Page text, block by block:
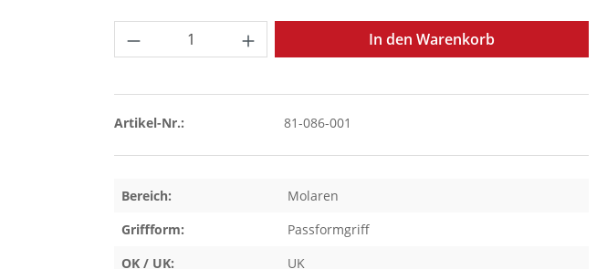
Produkt Anzahl: Gib den gewünschten Wert
In den Warenkorb
Artikel-Nr.: 81-086-001
Bereich:
Molaren
Griffform:
Passformgriff
OK / UK:
UK